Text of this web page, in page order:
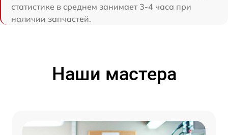
статистике в среднем занимает 3-4 часа при
наличии запчастей.
Наши мастера